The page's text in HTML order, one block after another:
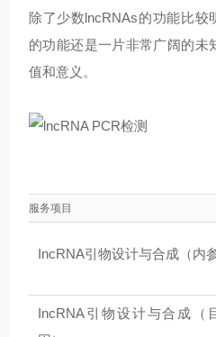
除了少数lncRNAs的功能比较
的功能还是一片非常广阔的未
值和意义。
服务项目
IncRNA引物设计与合成（内参
IncRNA引物设计与合成（